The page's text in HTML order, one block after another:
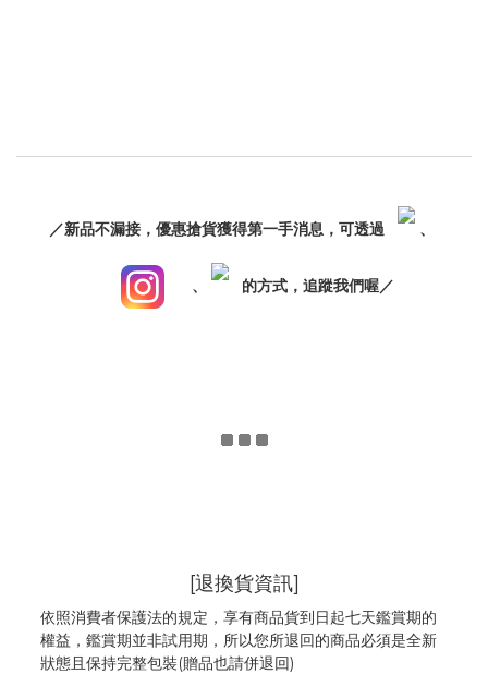
／新品不漏接，優惠搶貨獲得第一手消息，可透過 、
、 的方式，追蹤我們喔／
[退換貨資訊]
依照消費者保護法的規定，享有商品貨到日起七天鑑賞期的
權益，鑑賞期並非試用期，所以您所退回的商品必須是全新
狀態且保持完整包裝(贈品也請併退回)